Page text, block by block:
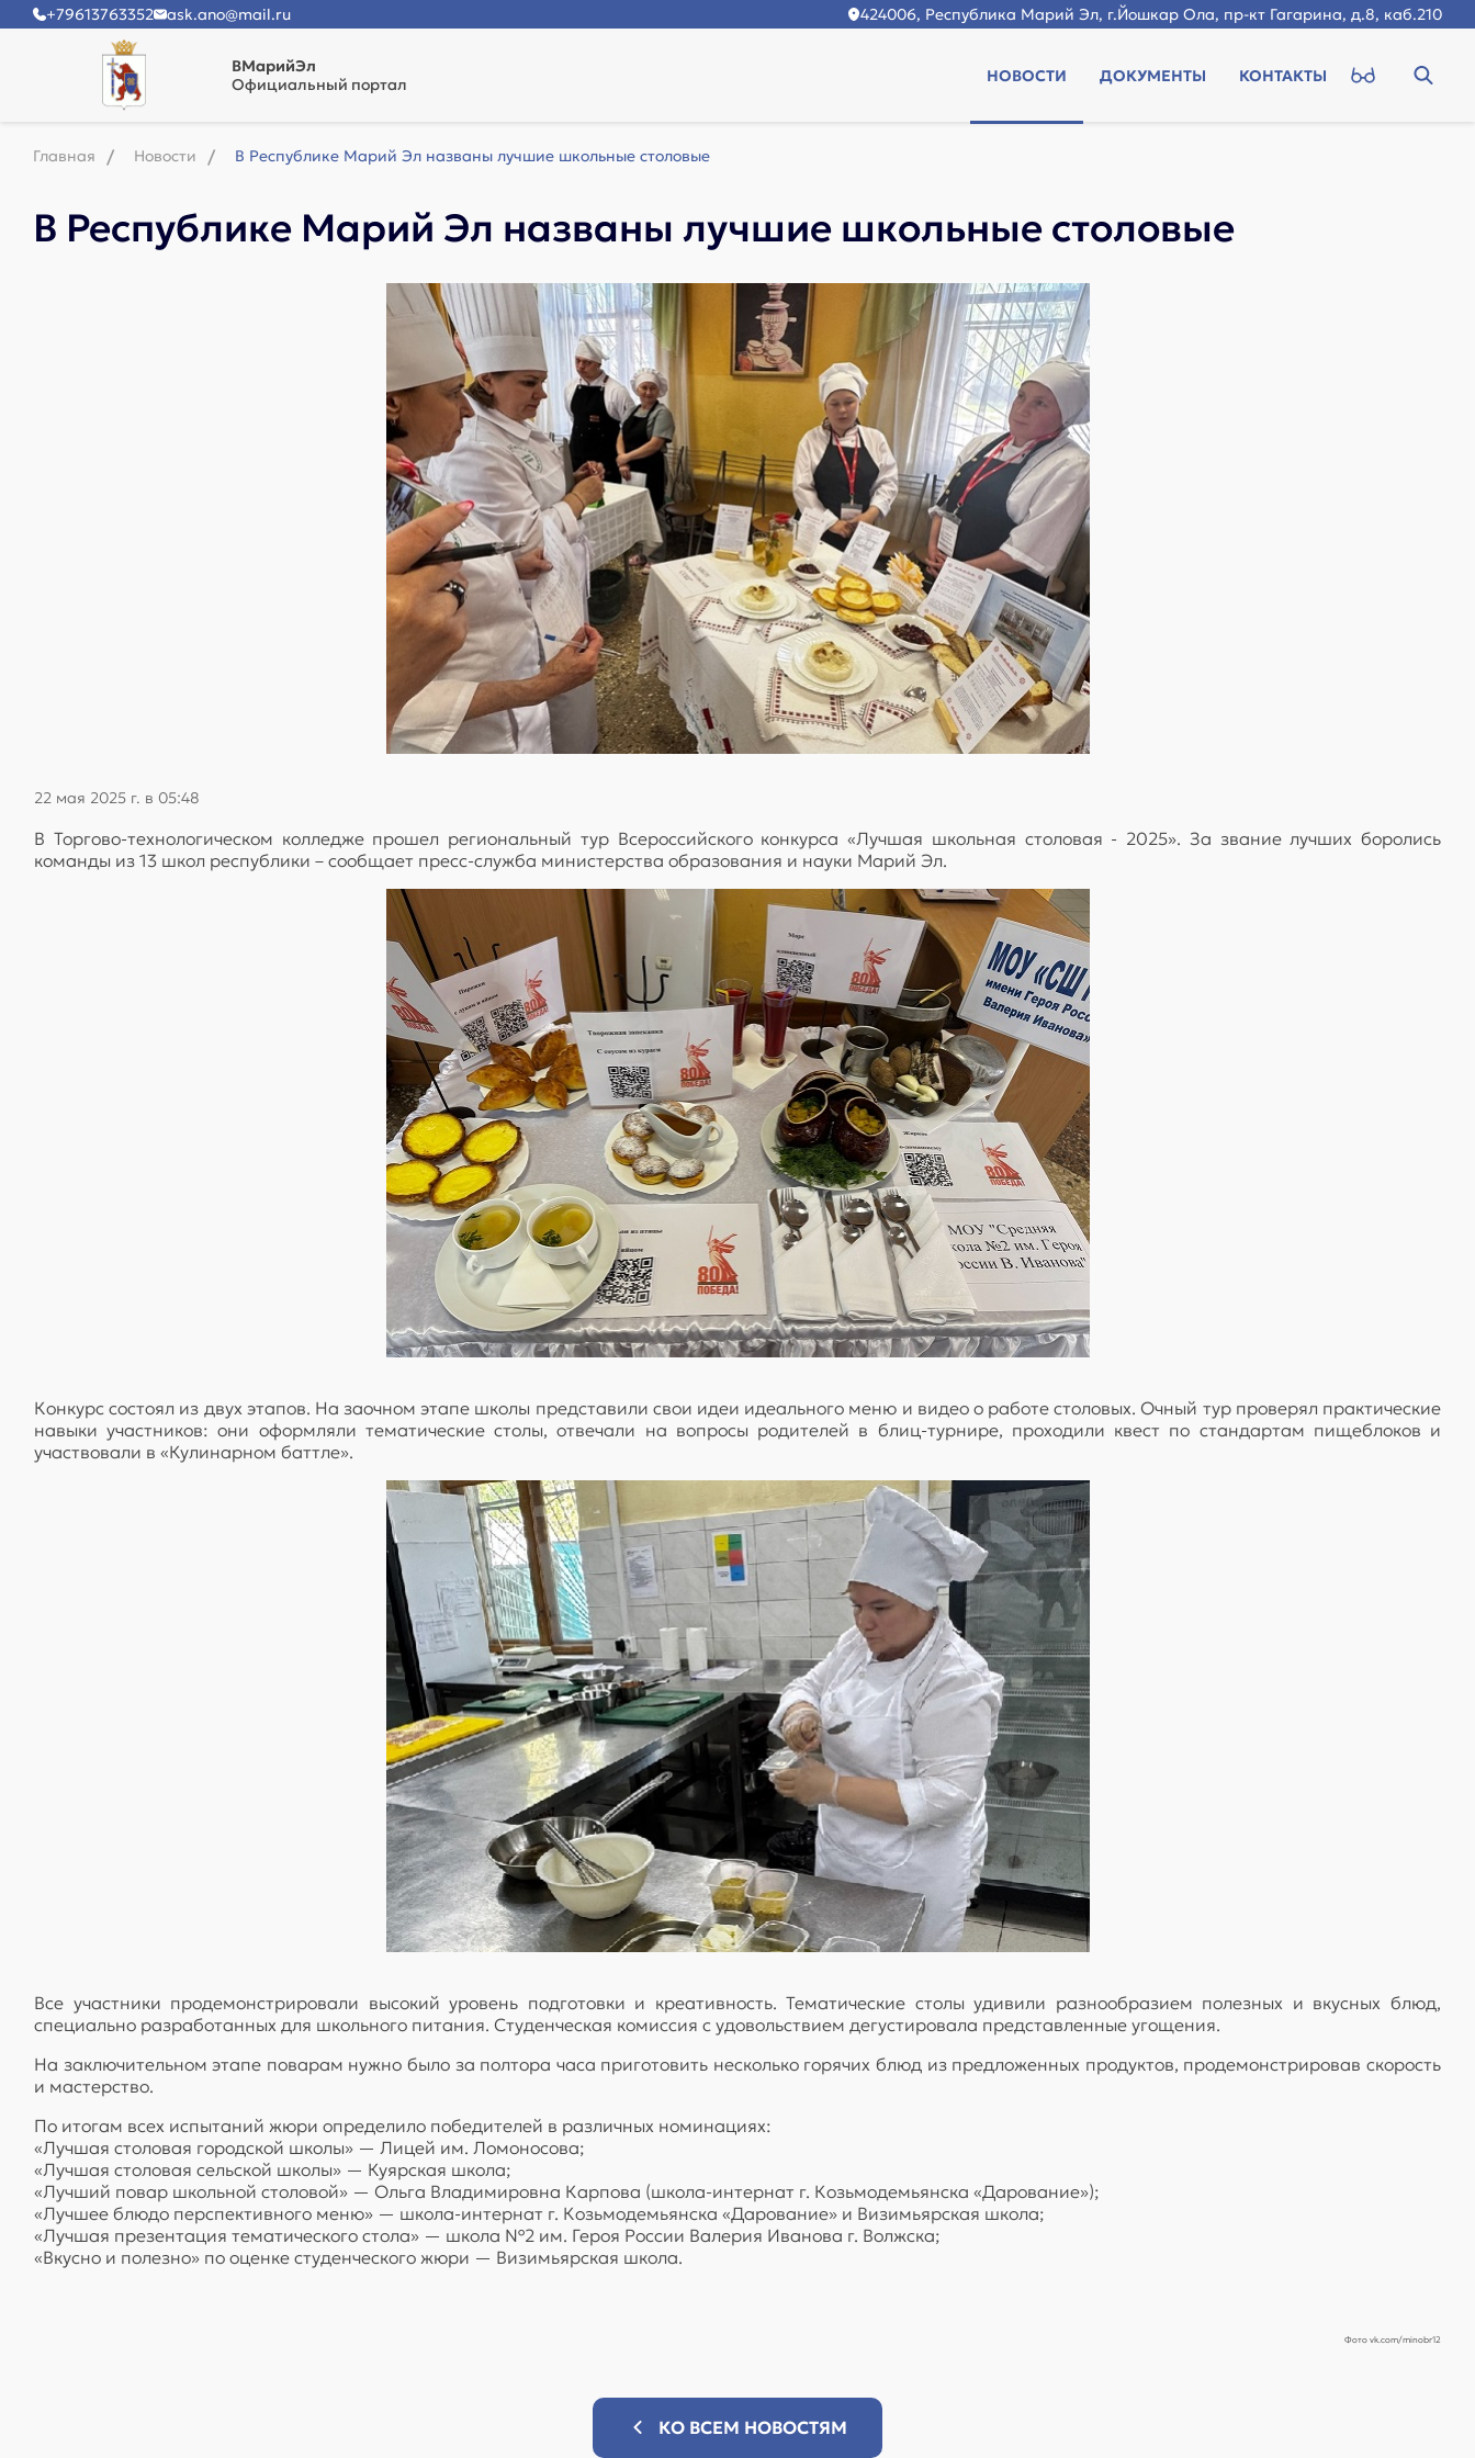
+79613763352 ask.ano@mail.ru 424006, Республика Марий Эл, г.Йошкар Ола, пр-кт Гагарина, д.8, каб.210
ВМарийЭл
Официальный портал
НОВОСТИ ДОКУМЕНТЫ КОНТАКТЫ
Главная Новости В Республике Марий Эл названы лучшие школьные столовые
В Республике Марий Эл названы лучшие школьные столовые
22 мая 2025 г. в 05:48
В Торгово-технологическом колледже прошел региональный тур Всероссийского конкурса «Лучшая школьная столовая - 2025». За звание лучших боролись
команды из 13 школ республики – сообщает пресс-служба министерства образования и науки Марий Эл.
Конкурс состоял из двух этапов. На заочном этапе школы представили свои идеи идеального меню и видео о работе столовых. Очный тур проверял практические
навыки участников: они оформляли тематические столы, отвечали на вопросы родителей в блиц-турнире, проходили квест по стандартам пищеблоков и
участвовали в «Кулинарном баттле».
Все участники продемонстрировали высокий уровень подготовки и креативность. Тематические столы удивили разнообразием полезных и вкусных блюд,
специально разработанных для школьного питания. Студенческая комиссия с удовольствием дегустировала представленные угощения.
На заключительном этапе поварам нужно было за полтора часа приготовить несколько горячих блюд из предложенных продуктов, продемонстрировав скорость
и мастерство.
По итогам всех испытаний жюри определило победителей в различных номинациях:
«Лучшая столовая городской школы» — Лицей им. Ломоносова;
«Лучшая столовая сельской школы» — Куярская школа;
«Лучший повар школьной столовой» — Ольга Владимировна Карпова (школа-интернат г. Козьмодемьянска «Дарование»);
«Лучшее блюдо перспективного меню» — школа-интернат г. Козьмодемьянска «Дарование» и Визимьярская школа;
«Лучшая презентация тематического стола» — школа №2 им. Героя России Валерия Иванова г. Волжска;
«Вкусно и полезно» по оценке студенческого жюри — Визимьярская школа.
Фото vk.com/minobr12
КО ВСЕМ НОВОСТЯМ